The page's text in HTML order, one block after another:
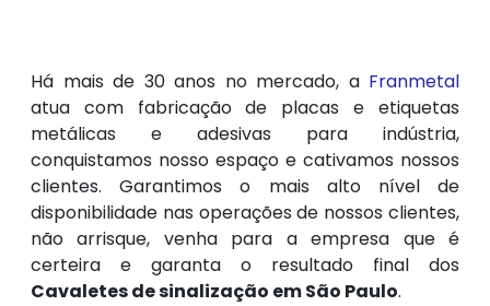
Há mais de 30 anos no mercado, a Franmetal
atua com fabricação de placas e etiquetas
metálicas e adesivas para indústria,
conquistamos nosso espaço e cativamos nossos
clientes. Garantimos o mais alto nível de
disponibilidade nas operações de nossos clientes,
não arrisque, venha para a empresa que é
certeira e garanta o resultado final dos
Cavaletes de sinalização em São Paulo.